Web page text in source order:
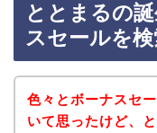
ととまるの
スセールを
色々とボーナスセ
いて思ったけど、